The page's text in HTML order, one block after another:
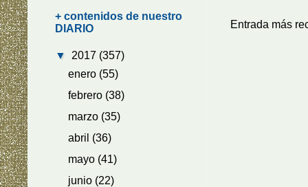
Entrada más
+ contenidos de nuestro
DIARIO
▼ 2017 (357)
enero (55)
febrero (38)
marzo (35)
abril (36)
mayo (41)
junio (22)